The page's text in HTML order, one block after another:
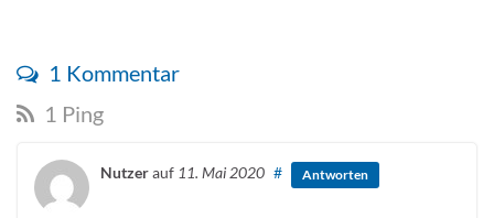
1 Kommentar
1 Ping
Nutzerauf 11. Mai 2020 # Antworten